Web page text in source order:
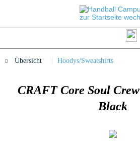
Übersicht Hoodys/Sweatshirts
CRAFT Core Soul
Black